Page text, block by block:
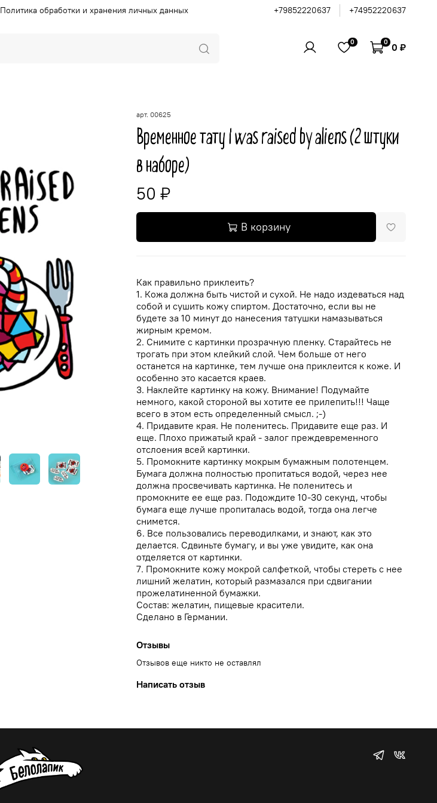
Политика обработки и хранения личных данных +79852220637 +74952220637
0 0 0 ₽
арт. 00625
Временное тату I was raised by aliens (2 штуки
в наборе)
50 ₽
В корзину
Как правильно приклеить?
1. Кожа должна быть чистой и сухой. Не надо издеваться над
собой и сушить кожу спиртом. Достаточно, если вы не
будете за 10 минут до нанесения татушки намазываться
жирным кремом.
2. Снимите с картинки прозрачную пленку. Старайтесь не
трогать при этом клейкий слой. Чем больше от него
останется на картинке, тем лучше она приклеится к коже. И
особенно это касается краев.
3. Наклейте картинку на кожу. Внимание! Подумайте
немного, какой стороной вы хотите ее прилепить!!! Чаще
всего в этом есть определенный смысл. ;-)
4. Придавите края. Не поленитесь. Придавите еще раз. И
еще. Плохо прижатый край - залог преждевременного
отслоения всей картинки.
5. Промокните картинку мокрым бумажным полотенцем.
Бумага должна полностью пропитаться водой, через нее
должна просвечивать картинка. Не поленитесь и
промокните ее еще раз. Подождите 10-30 секунд, чтобы
бумага еще лучше пропиталась водой, тогда она легче
снимется.
6. Все пользовались переводилками, и знают, как это
делается. Сдвиньте бумагу, и вы уже увидите, как она
отделяется от картинки.
7. Промокните кожу мокрой салфеткой, чтобы стереть с нее
лишний желатин, который размазался при сдвигании
прожелатиненной бумажки.
Состав: желатин, пищевые красители.
Сделано в Германии.
Отзывы
Отзывов еще никто не оставлял
Написать отзыв